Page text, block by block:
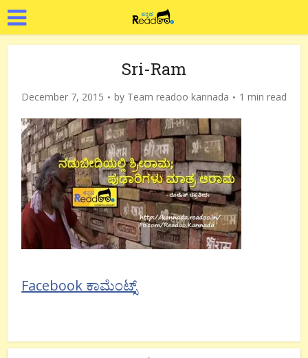
Sri-Ram
December 7, 2015 by Team readoo kannada 1 min read
Facebook ಕಾಮೆಂಟ್ಸ್